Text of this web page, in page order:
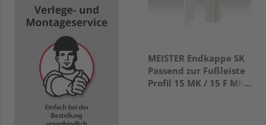
MEISTER Endkappe SK
Passend zur Fußleiste
Profil 15 MK / 15 F MK /